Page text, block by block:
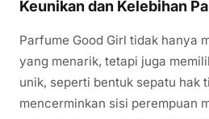
Keunikan dan Kelebihan
Parfume Good Girl tidak hanya
yang menarik, tetapi juga
unik, seperti bentuk sepatu hak
mencerminkan sisi perempuan